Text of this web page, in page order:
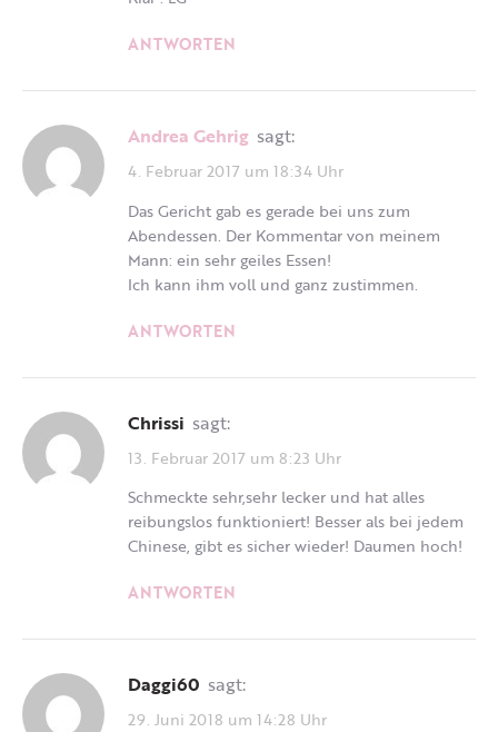
ANTWORTEN
Andrea Gehrig sagt:
4. Februar 2017 um 18:34 Uhr
Das Gericht gab es gerade bei uns zum
Abendessen. Der Kommentar von meinem
Mann: ein sehr geiles Essen!
Ich kann ihm voll und ganz zustimmen.
ANTWORTEN
Chrissi sagt:
13. Februar 2017 um 8:23 Uhr
Schmeckte sehr,sehr lecker und hat alles
reibungslos funktioniert! Besser als bei jedem
Chinese, gibt es sicher wieder! Daumen hoch!
ANTWORTEN
Daggi60 sagt:
29. Juni 2018 um 14:28 Uhr